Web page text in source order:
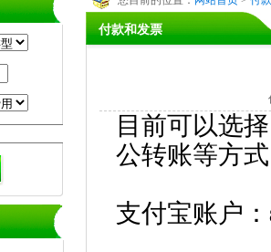
付款和发票
目前可以选
公转账等方
支付宝账户：